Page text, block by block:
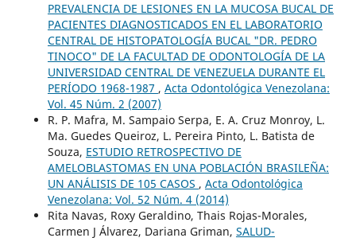
PREVALENCIA DE LESIONES EN LA MUCOSA BUCAL DE
PACIENTES DIAGNOSTICADOS EN EL LABORATORIO
CENTRAL DE HISTOPATOLOGÍA BUCAL "DR. PEDRO
TINOCO" DE LA FACULTAD DE ODONTOLOGÍA DE LA
UNIVERSIDAD CENTRAL DE VENEZUELA DURANTE EL
PERÍODO 1968-1987 , Acta Odontológica Venezolana:
Vol. 45 Núm. 2 (2007)
R. P. Mafra, M. Sampaio Serpa, E. A. Cruz Monroy, L.
Ma. Guedes Queiroz, L. Pereira Pinto, L. Batista de
Souza, ESTUDIO RETROSPECTIVO DE
AMELOBLASTOMAS EN UNA POBLACIÓN BRASILEÑA:
UN ANÁLISIS DE 105 CASOS , Acta Odontológica
Venezolana: Vol. 52 Núm. 4 (2014)
Rita Navas, Roxy Geraldino, Thais Rojas-Morales,
Carmen J Álvarez, Dariana Griman, SALUD-